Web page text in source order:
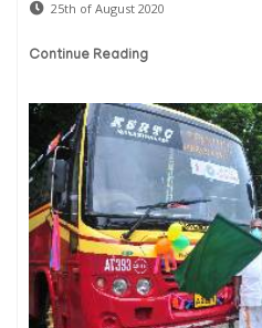
25th of August 2020
Continue Reading